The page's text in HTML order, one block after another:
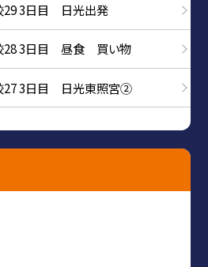
29 3日目 日光出発
28 3日目 昼食 買い物
27 3日目 日光東照宮②